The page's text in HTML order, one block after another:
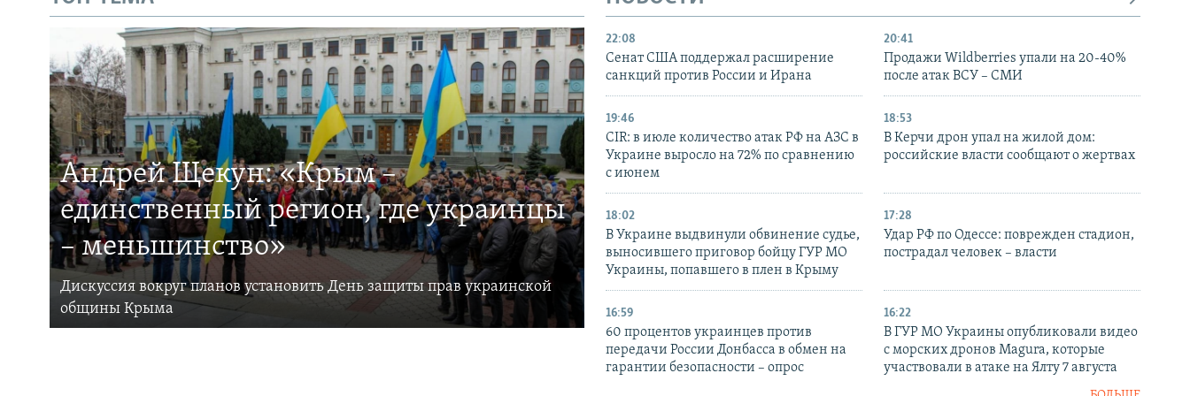
Андрей Щекун: «Крым –
единственный регион, где украинцы
– меньшинство»
Дискуссия вокруг планов установить День защиты прав украинской
общины Крыма
22:08
Сенат США поддержал расширение
санкций против России и Ирана
20:41
Продажи Wildberries упали на 20-40%
после атак ВСУ – СМИ
19:46
CIR: в июле количество атак РФ на АЗС в
Украине выросло на 72% по сравнению
с июнем
18:53
В Керчи дрон упал на жилой дом:
российские власти сообщают о жертвах
18:02
В Украине выдвинули обвинение судье,
выносившего приговор бойцу ГУР МО
Украины, попавшего в плен в Крыму
17:28
Удар РФ по Одессе: поврежден стадион,
пострадал человек – власти
16:59
60 процентов украинцев против
передачи России Донбасса в обмен на
гарантии безопасности – опрос
16:22
В ГУР МО Украины опубликовали видео
с морских дронов Magura, которые
участвовали в атаке на Ялту 7 августа